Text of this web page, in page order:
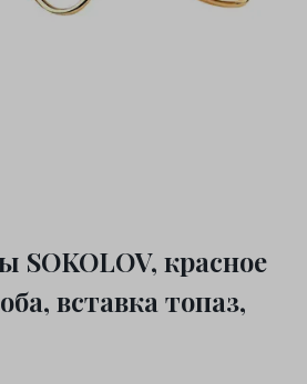
SOKOLOV, красное
вставка топаз,